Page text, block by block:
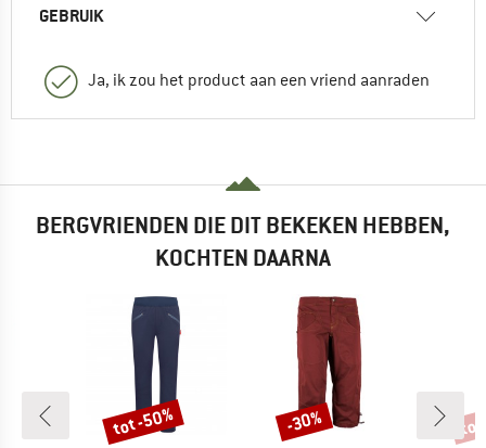
GEBRUIK
Ja, ik zou het product aan een vriend aanraden
BERGVRIENDEN DIE DIT BEKEKEN HEBBEN,
KOCHTEN DAARNA
Korting
tot -50% Korting
-30%